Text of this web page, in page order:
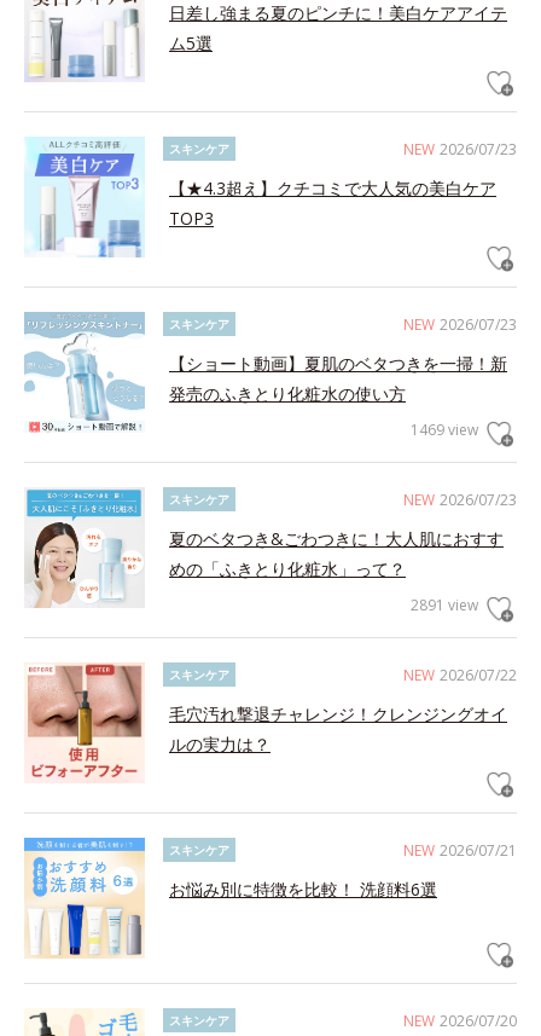
日差し強まる夏のピンチに！美白ケアアイテ
ム5選
NEW 2026/07/23
スキンケア
【★4.3超え】クチコミで大人気の美白ケア
TOP3
NEW 2026/07/23
スキンケア
【ショート動画】夏肌のベタつきを一掃！新
発売のふきとり化粧水の使い方
1469 view
NEW 2026/07/23
スキンケア
夏のベタつき&ごわつきに！大人肌におすす
めの「ふきとり化粧水」って？
2891 view
NEW 2026/07/22
スキンケア
毛穴汚れ撃退チャレンジ！クレンジングオイ
ルの実力は？
NEW 2026/07/21
スキンケア
お悩み別に特徴を比較！ 洗顔料6選
NEW 2026/07/20
スキンケア